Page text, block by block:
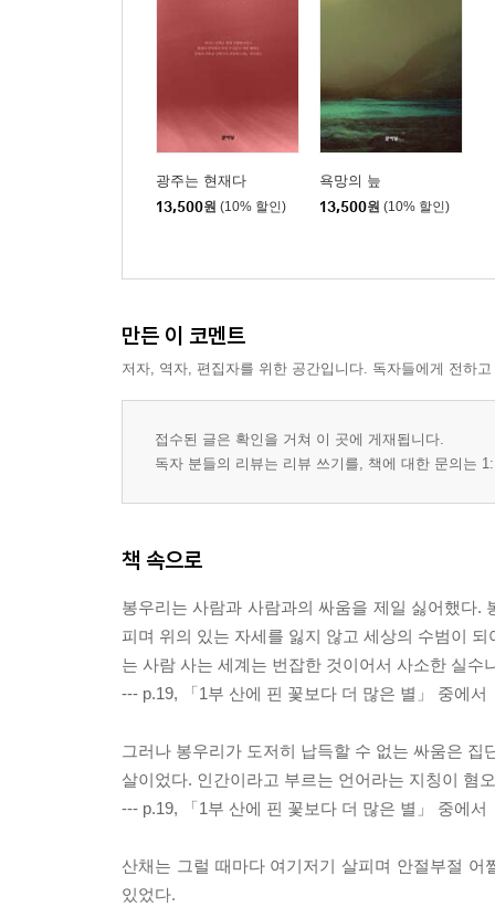
광주는 현재다
13,500원 (10% 할인)
욕망의 늪
13,500원 (10% 할인)
만든 이 코멘트
저자, 역자, 편집자를 위한 공간입니다. 독자들에게 전하
접수된 글은 확인을 거쳐 이 곳에 게재됩니다.
독자 분들의 리뷰는 리뷰 쓰기를, 책에 대한 문의는
책 속으로
봉우리는 사람과 사람과의 싸움을 제일 싫어했다.
피며 위의 있는 자세를 잃지 않고 세상의 수범이
는 사람 사는 세계는 번잡한 것이어서 사소한 실
--- p.19, 「1부 산에 핀 꽃보다 더 많은 별」 중에서
그러나 봉우리가 도저히 납득할 수 없는 싸움은
살이었다. 인간이라고 부르는 언어라는 지칭이 혐
--- p.19, 「1부 산에 핀 꽃보다 더 많은 별」 중에서
산채는 그럴 때마다 여기저기 살피며 안절부절
있었다.